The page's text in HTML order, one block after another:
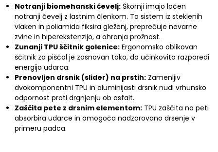
Notranji biomehanski čevelj: Škornji imajo ločen
notranji čevelj z lastnim členkom. Ta sistem iz steklenih
vlaken in poliamida fiksira gleženj, preprečuje nevarne
zvine in hiperekstenzijo, a ohranja prožnost.
Zunanji TPU ščitnik golenice: Ergonomsko oblikovan
ščitnik za piščal je zasnovan tako, da učinkovito razporedi
energijo udarca.
Prenovljen drsnik (slider) na prstih: Zamenljiv
dvokomponentni TPU in aluminijasti drsnik nudi vrhunsko
odpornost proti drgnjenju ob asfalt.
Zaščita pete z drsnim elementom: TPU zaščita na peti
absorbira udarce in omogoča nadzorovano drsenje v
primeru padca.